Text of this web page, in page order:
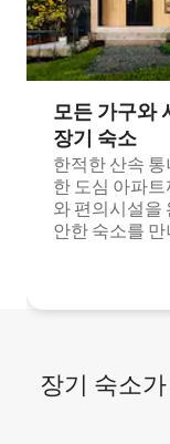
모든 가구와
장기 숙소
한적한 산속
한 도심 아파
와 편의시설을
안한 숙소를
장기 숙소